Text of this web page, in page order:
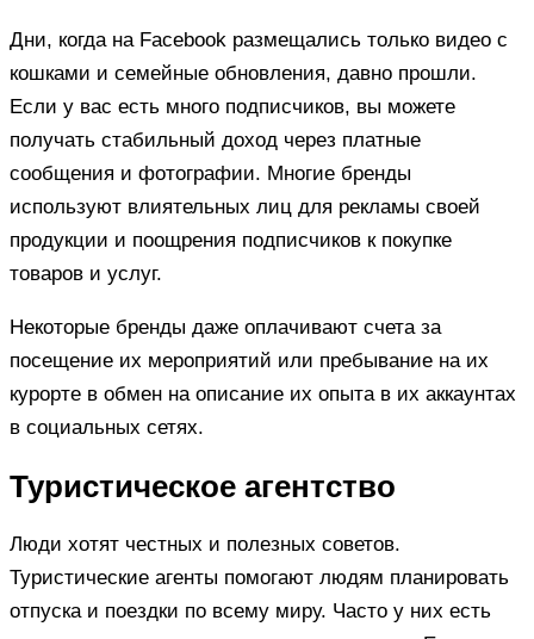
Дни, когда на Facebook размещались только видео с
кошками и семейные обновления, давно прошли.
Если у вас есть много подписчиков, вы можете
получать стабильный доход через платные
сообщения и фотографии. Многие бренды
используют влиятельных лиц для рекламы своей
продукции и поощрения подписчиков к покупке
товаров и услуг.
Некоторые бренды даже оплачивают счета за
посещение их мероприятий или пребывание на их
курорте в обмен на описание их опыта в их аккаунтах
в социальных сетях.
Туристическое агентство
Люди хотят честных и полезных советов.
Туристические агенты помогают людям планировать
отпуска и поездки по всему миру. Часто у них есть